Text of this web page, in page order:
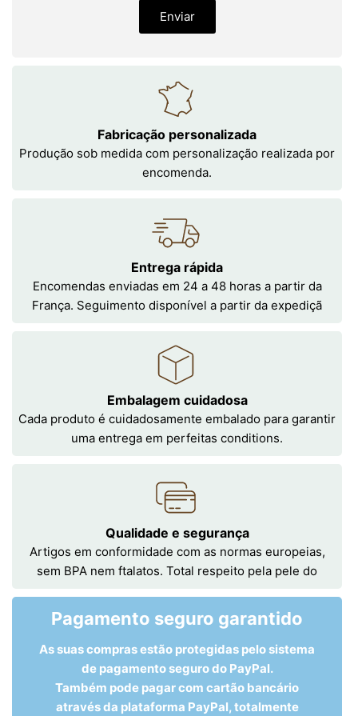
Enviar
Fabricação personalizada
Produção sob medida com personalização realizada por
encomenda.
Entrega rápida
Encomendas enviadas em 24 a 48 horas a partir da
França. Seguimento disponível a partir da expediçã
Embalagem cuidadosa
Cada produto é cuidadosamente embalado para garantir
uma entrega em perfeitas conditions.
Qualidade e segurança
Artigos em conformidade com as normas europeias,
sem BPA nem ftalatos. Total respeito pela pele do
Pagamento seguro garantido
As suas compras estão protegidas pelo sistema
de pagamento seguro do PayPal.
Também pode pagar com cartão bancário
através da plataforma PayPal, totalmente